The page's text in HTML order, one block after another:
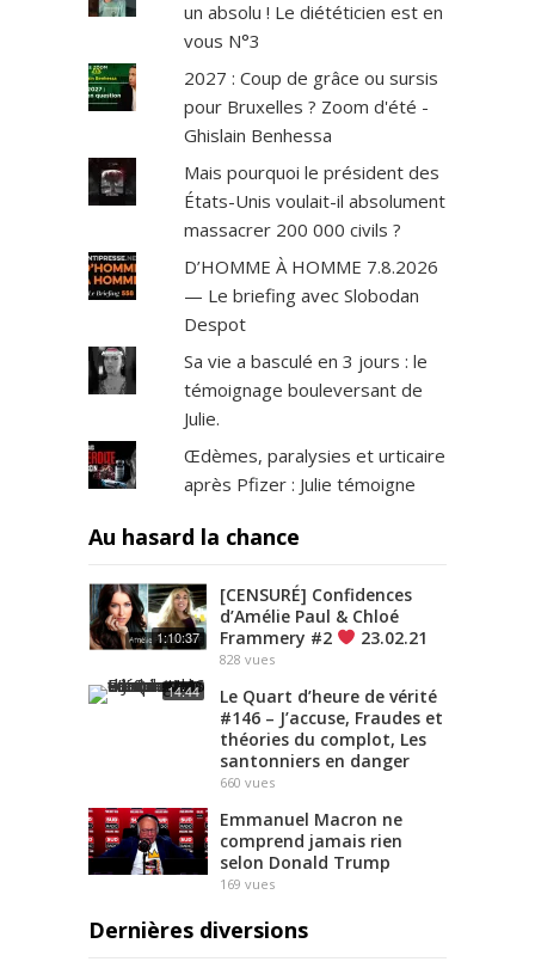
un absolu ! Le diététicien est en
vous N°3
2027 : Coup de grâce ou sursis
pour Bruxelles ? Zoom d'été -
Ghislain Benhessa
Mais pourquoi le président des
États-Unis voulait-il absolument
massacrer 200 000 civils ?
D’HOMME À HOMME 7.8.2026
— Le briefing avec Slobodan
Despot
Sa vie a basculé en 3 jours : le
témoignage bouleversant de
Julie.
Œdèmes, paralysies et urticaire
après Pfizer : Julie témoigne
Au hasard la chance
1:10:37
[CENSURÉ] Confidences
d’Amélie Paul & Chloé
Frammery #2
23.02.21
828 vues
14:44
Le Quart d’heure de vérité
#146 – J’accuse, Fraudes et
théories du complot, Les
santonniers en danger
660 vues
Emmanuel Macron ne
comprend jamais rien
selon Donald Trump
169 vues
Dernières diversions